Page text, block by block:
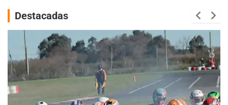
Destacadas